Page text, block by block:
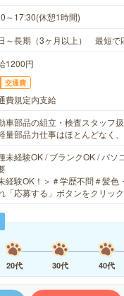
～17:30(休憩1時間)
～長期（3ヶ月以上） 最短で
1200円
交通費
費規定内支給
車部品の組立・検査スタッフ
量部品力仕事はほとんどなく
未経験OK / ブランクOK / パソ
経験OK！＞＃学歴不問＃髪
「応募する」ボタンをクリッ
20代
30代 40代